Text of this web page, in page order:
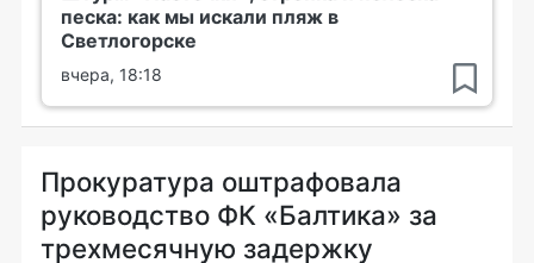
песка: как мы искали пляж в
Светлогорске
вчера, 18:18
Прокуратура оштрафовала
руководство ФК «Балтика» за
трехмесячную задержку